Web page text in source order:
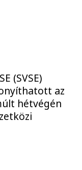
(SVSE)
az
hétvégén